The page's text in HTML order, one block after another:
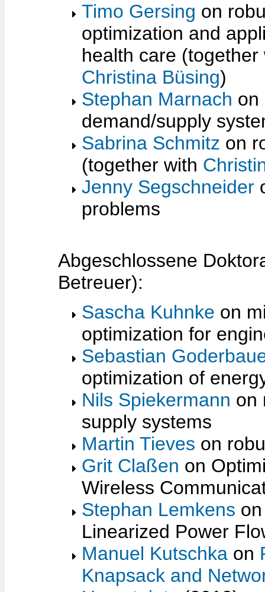
Timo Gersing on
optimization and
health care (together
Christina Büsing)
Stephan Marnach on
demand/supply
Sabrina Schmitz on
(together with
Jenny Segschneider
problems
Abgeschlossene
Betreuer):
Sascha Kuhnke on
optimization for
Sebastian
optimization of
Nils Spiekermann on
supply systems
Martin Tieves on
Grit Claßen on
Wireless
Stephan Lemkens
Linearized Power
Manuel Kutschka on
Knapsack and